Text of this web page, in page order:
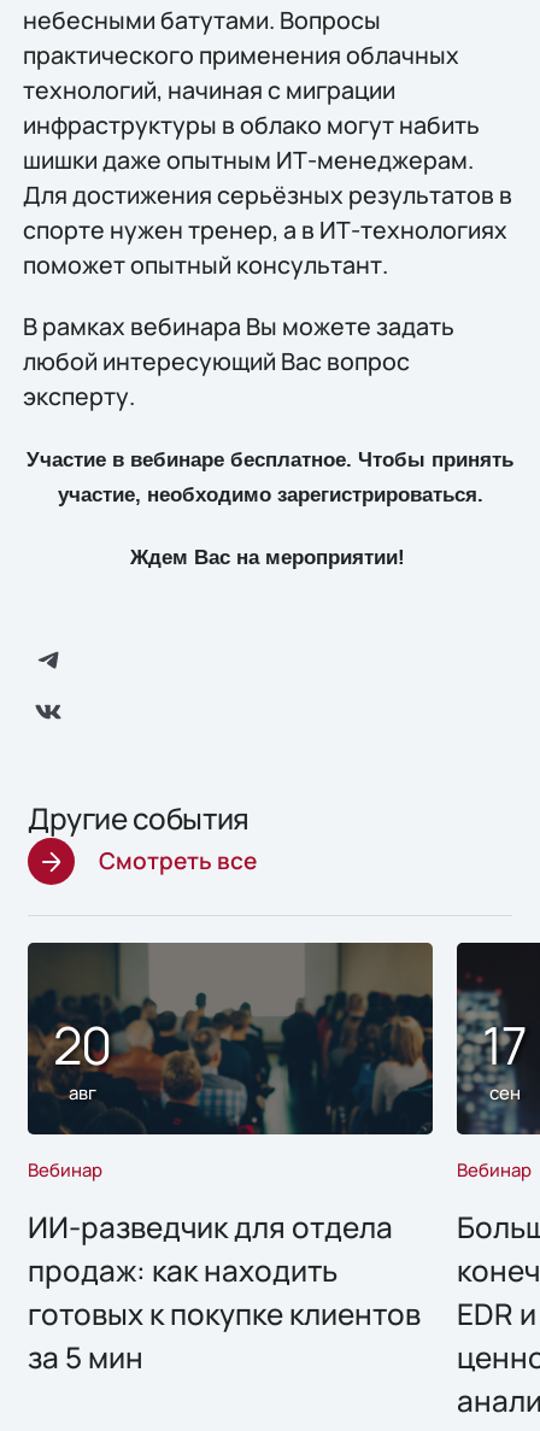
небесными батутами. Вопросы
практического применения облачных
технологий, начиная с миграции
инфраструктуры в облако могут набить
шишки даже опытным ИТ-менеджерам.
Для достижения серьёзных результатов в
спорте нужен тренер, а в ИТ-технологиях
поможет опытный консультант.
В рамках вебинара Вы можете задать
любой интересующий Вас вопрос
эксперту.
Участие в вебинаре бесплатное. Чтобы принять
участие, необходимо зарегистрироваться.
Ждем Вас на мероприятии!
Другие события
Смотреть все
20
авг
Вебинар
ИИ-разведчик для отдела
продаж: как находить
готовых к покупке клиентов
за 5 мин
17
сен
Вебинар
EDR